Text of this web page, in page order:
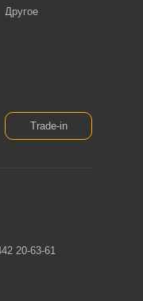
Другое
20-63-61
Trade-in